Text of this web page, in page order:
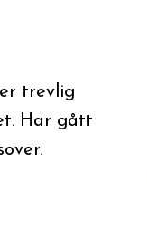
trevlig
Har gått